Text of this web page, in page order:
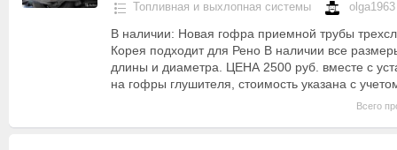
Топливная и выхлопная системы olga1963
В наличии: Новая гофра приемной трубы
Корея подходит для Рено В наличии все
длины и диаметра. ЦЕНА 2500 руб. вместе с
на гофры глушителя, стоимость указана с
Всего